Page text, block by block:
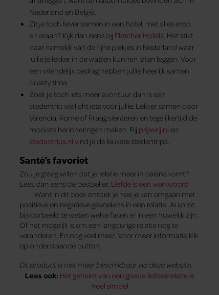
Nederland en België.
Zit je toch liever samen in een hotel, met alles erop
en eraan? Kijk dan eens bij Fletcher Hotels . Het stikt
daar namelijk van de fijne plekjes in Nederland waar
jullie je lekker in de watten kunnen laten leggen. Voor
een vriendelijk bedrag hebben jullie heerlijk samen
quality time.
Zoek je toch iets meer avontuur dan is een
stedentrip wellicht iets voor jullie. Lekker samen door
Valencia, Rome of Praag slenteren en tegelijkertijd de
mooiste herinneringen maken. Bij prijsvrij.nl en
stedentrips.nl vind je de leukste stedentrips.
Santé’s favoriet
Zou je graag willen dat je relatie meer in balans komt?
Lees dan eens de bestseller: Liefde is een werkwoord
. Want in dit boek ontdek je hoe je kan omgaan met
positieve en negatieve gevoelens in een relatie. Je komt
bijvoorbeeld te weten welke fasen er in een huwelijk zijn.
Of het mogelijk is om een langdurige relatie nog te
veranderen. En nog veel meer. Voor meer informatie klik
op onderstaande button.
Dit product is niet meer beschikbaar via deze website.
Lees ook: Het geheim van een goede liefdesrelatie is
heel simpel